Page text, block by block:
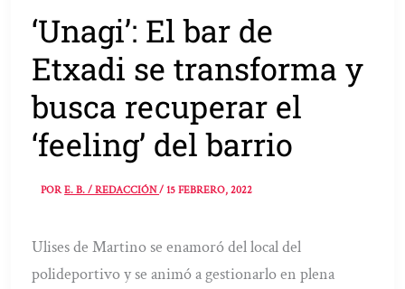
‘Unagi’: El bar de
Etxadi se transforma y
busca recuperar el
‘feeling’ del barrio
PORE. B. / REDACCIÓN/15 FEBRERO, 2022
Ulises de Martino se enamoró del local del
polideportivo y se animó a gestionarlo en plena